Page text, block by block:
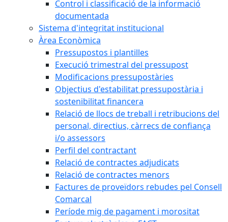
Control i classificació de la informació
documentada
Sistema d'integritat institucional
Àrea Econòmica
Pressupostos i plantilles
Execució trimestral del pressupost
Modificacions pressupostàries
Objectius d'estabilitat pressupostària i
sostenibilitat financera
Relació de llocs de treball i retribucions del
personal, directius, càrrecs de confiança
i/o assessors
Perfil del contractant
Relació de contractes adjudicats
Relació de contractes menors
Factures de proveïdors rebudes pel Consell
Comarcal
Període mig de pagament i morositat